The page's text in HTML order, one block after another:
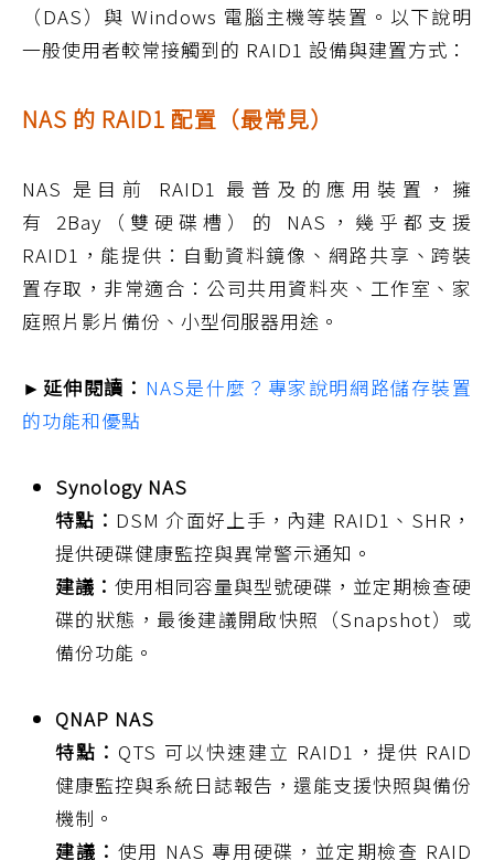
（DAS）與 Windows 電腦主機等裝置。以下說明
一般使用者較常接觸到的 RAID1 設備與建置方式：
NAS 的 RAID1 配置（最常見）
NAS 是目前 RAID1 最普及的應用裝置，擁
有 2Bay（雙硬碟槽）的 NAS，幾乎都支援
RAID1，能提供：自動資料鏡像、網路共享、跨裝
置存取，非常適合：公司共用資料夾、工作室、家
庭照片影片備份、小型伺服器用途。
►延伸閱讀： NAS是什麼？專家說明網路儲存裝置
的功能和優點
Synology NAS
特點： DSM 介面好上手，內建 RAID1、SHR，
提供硬碟健康監控與異常警示通知。
建議： 使用相同容量與型號硬碟，並定期檢查硬
碟的狀態，最後建議開啟快照（Snapshot）或
備份功能。
QNAP NAS
特點： QTS 可以快速建立 RAID1，提供 RAID
健康監控與系統日誌報告，還能支援快照與備份
機制。
建議： 使用 NAS 專用硬碟，並定期檢查 RAID